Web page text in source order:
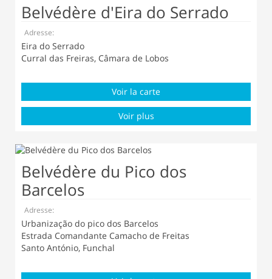
Belvédère d'Eira do Serrado
Adresse:
Eira do Serrado
Curral das Freiras, Câmara de Lobos
Voir la carte
Voir plus
Belvédère du Pico dos
Barcelos
Adresse:
Urbanização do pico dos Barcelos
Estrada Comandante Camacho de Freitas
Santo António, Funchal